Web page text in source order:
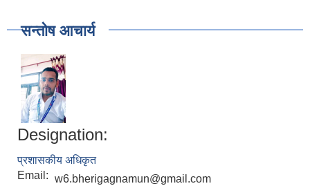
सन्तोष आचार्य
Designation:
प्रशासकीय अधिकृत
Email: w6.bherigagnamun@gmail.com